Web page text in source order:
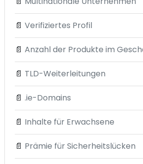
📄 Verifiziertes Profil
📄 Anzahl der Produkte im
📄 TLD-Weiterleitungen
📄 .ie-Domains
📄 Inhalte für Erwachsene
📄 Prämie für Sicherheitslücken